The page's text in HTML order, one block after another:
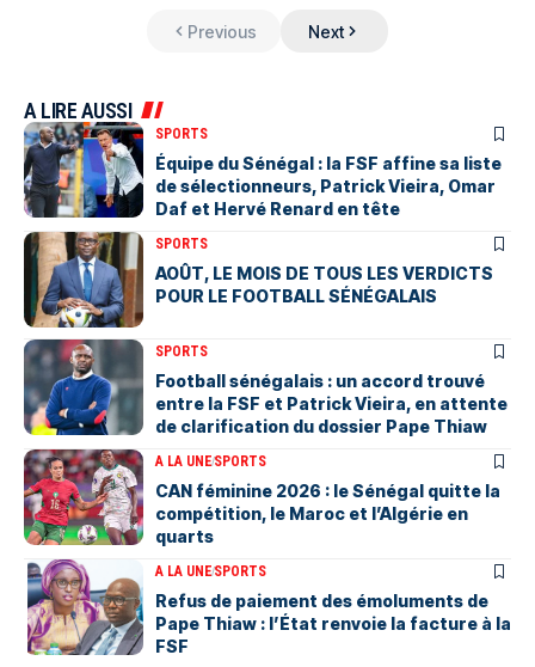
Previous Next
A LIRE AUSSI
SPORTS
Équipe du Sénégal : la FSF affine sa liste
de sélectionneurs, Patrick Vieira, Omar
Daf et Hervé Renard en tête
SPORTS
AOÛT, LE MOIS DE TOUS LES VERDICTS
POUR LE FOOTBALL SÉNÉGALAIS
SPORTS
Football sénégalais : un accord trouvé
entre la FSF et Patrick Vieira, en attente
de clarification du dossier Pape Thiaw
A LA UNESPORTS
‎CAN féminine 2026 : le Sénégal quitte la
compétition, le Maroc et l’Algérie en
quarts
A LA UNESPORTS
Refus de paiement des émoluments de
Pape Thiaw : l’État renvoie la facture à la
FSF